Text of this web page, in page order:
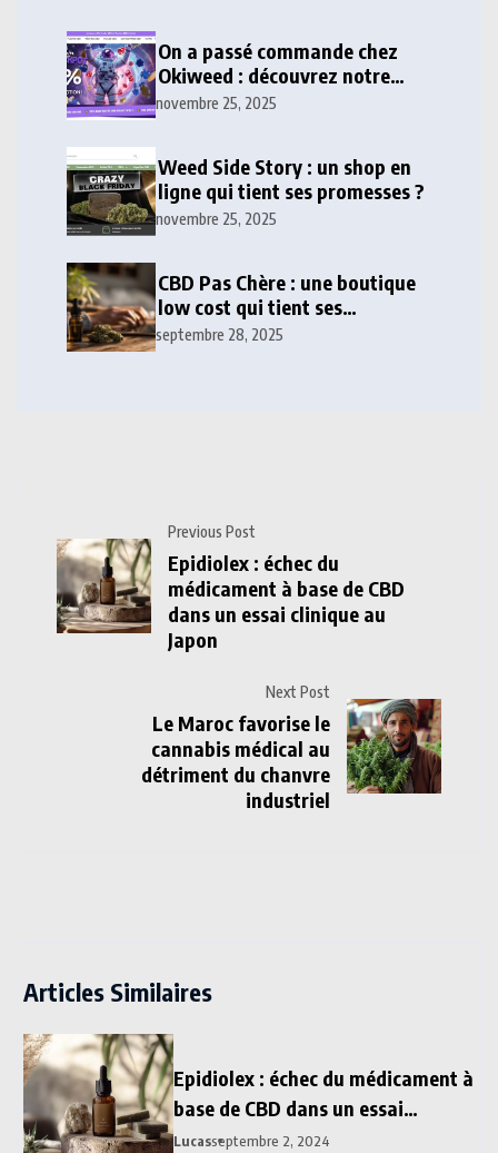
On a passé commande chez
Okiweed : découvrez notre
avis honnête
novembre 25, 2025
Weed Side Story : un shop en
ligne qui tient ses promesses ?
novembre 25, 2025
CBD Pas Chère : une boutique
low cost qui tient ses
promesses ?
septembre 28, 2025
Previous Post
Epidiolex : échec du
médicament à base de CBD
dans un essai clinique au
Japon
Next Post
Le Maroc favorise le
cannabis médical au
détriment du chanvre
industriel
Articles Similaires
Epidiolex : échec du médicament à
base de CBD dans un essai
clinique au Japon
Lucasseptembre 2, 2024